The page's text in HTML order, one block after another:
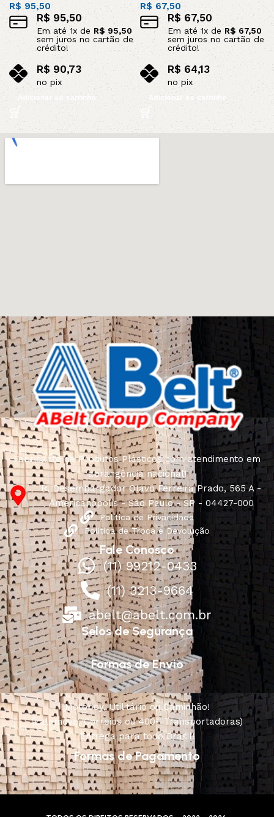
R$95,50
R$ 95,50
Em até 1x de R$95,50
sem juros no cartão de
crédito!
R$90,73
no pix
Adicionar ao carrinho
R$ 67,50
R$67,50
Em até 1x deR$ 67,50
sem juros no cartão de
crédito!
R$64,13
no pix
Adicionar ao carrinho
Fabricante de Produtos Plásticos com atendimento em
abrangência nacional!
R. Desembargador Olavo Ferreira Prado, 565 A -
Americanópolis - São Paulo - SP - 04427-000
Política de Privacidade
Política de Troca e Devolução
Fale Conosco
(11) 99212-0433
(11) 3213-9664
abelt@abelt.com.br
Selos de Segurança
Formas de Envio
Motoboy, Utilitário ou Caminhão!
(Lalamove, Correios ou 400+ Transportadoras)
Entrega para todo Brasil!
Formas de Pagamento